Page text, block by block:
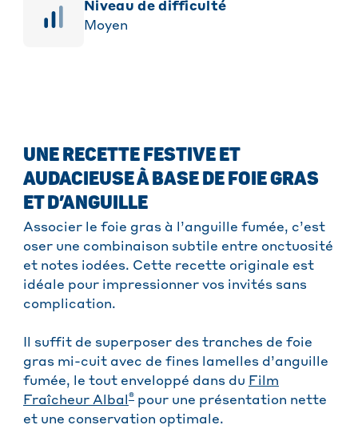
niveau de difficulté
Moyen
UNE RECETTE FESTIVE ET
AUDACIEUSE À BASE DE FOIE GRAS
ET D’ANGUILLE
Associer le foie gras à l’anguille fumée, c’est
oser une combinaison subtile entre onctuosité
et notes iodées. Cette recette originale est
idéale pour impressionner vos invités sans
complication.
Il suffit de superposer des tranches de foie
gras mi-cuit avec de fines lamelles d’anguille
fumée, le tout enveloppé dans du Film
Fraîcheur Albal ® pour une présentation nette
et une conservation optimale.